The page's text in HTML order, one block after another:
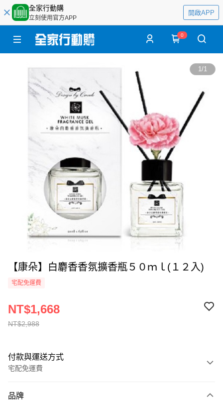
全家行動購
立刻使用官方APP
開啟APP
0
1/1
【康朵】白麝香香氛擴香瓶５０ｍｌ(１２入)
宅配免運費
NT$2,988
NT$1,668
付款與運送方式
宅配免運費
全家線上支付
品牌